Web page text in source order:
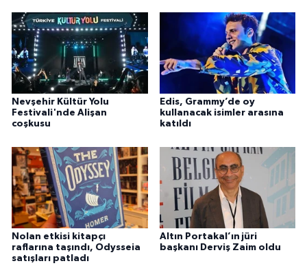
Nevşehir Kültür Yolu
Festivali'nde Alişan
coşkusu
Edis, Grammy’de oy
kullanacak isimler arasına
katıldı
Nolan etkisi kitapçı
raflarına taşındı, Odysseia
satışları patladı
Altın Portakal’ın jüri
başkanı Derviş Zaim oldu